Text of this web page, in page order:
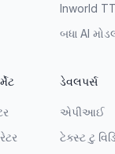
Inworld
બધા AI
ડેવલપર્સ
એપીઆઈ
ટેક્સ્ટ ટુ